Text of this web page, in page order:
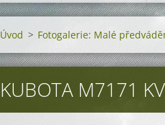
Úvod > Fotogalerie: Malé
KUBOTA M7171